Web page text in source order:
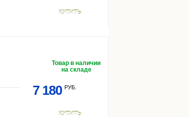
КУПИТЬ
Товар в наличии
на складе
7 180 РУБ.
КУПИТЬ